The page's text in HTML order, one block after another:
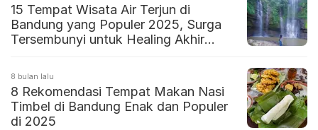
15 Tempat Wisata Air Terjun di
Bandung yang Populer 2025, Surga
Tersembunyi untuk Healing Akhir
8 bulan lalu
8 Rekomendasi Tempat Makan Nasi
Timbel di Bandung Enak dan Populer
di 2025